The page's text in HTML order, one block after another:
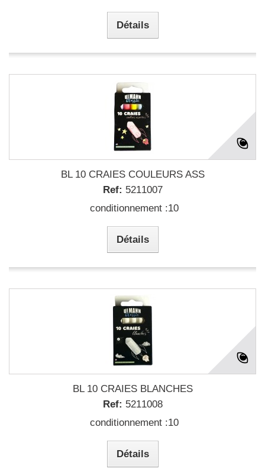
Détails
BL 10 CRAIES COULEURS ASS
Ref: 5211007
conditionnement :10
Détails
BL 10 CRAIES BLANCHES
Ref: 5211008
conditionnement :10
Détails